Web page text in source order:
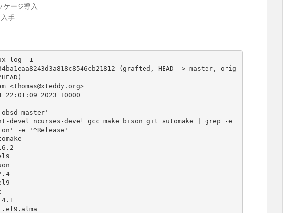
ケージ導入
手
log -1
(grafted, HEAD -> master, orig
<thomas@xteddy.org>
2023 +0000
devel ncurses-devel gcc make bison git automake | grep -e
-e '^Release'